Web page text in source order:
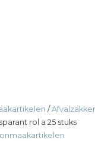
/
rol a 25 stuks